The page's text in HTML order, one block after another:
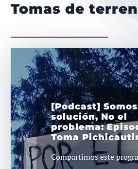
Tomas de
[Podcast]
solución, No el
problema:
Toma
Compartimos este